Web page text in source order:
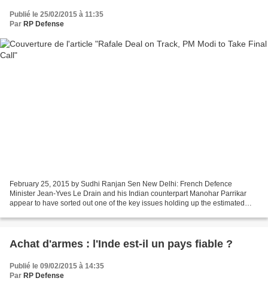
Publié le 25/02/2015 à 11:35
Par RP Defense
February 25, 2015 by Sudhi Ranjan Sen New Delhi: French Defence
Minister Jean-Yves Le Drain and his Indian counterpart Manohar Parrikar
appear to have sorted out one of the key issues holding up the estimated
Achat d'armes : l'Inde est-il un pays fiable ?
Publié le 09/02/2015 à 14:35
Par RP Defense